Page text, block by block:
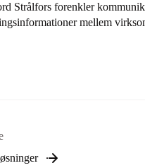
Strålfors forenkler
mellem